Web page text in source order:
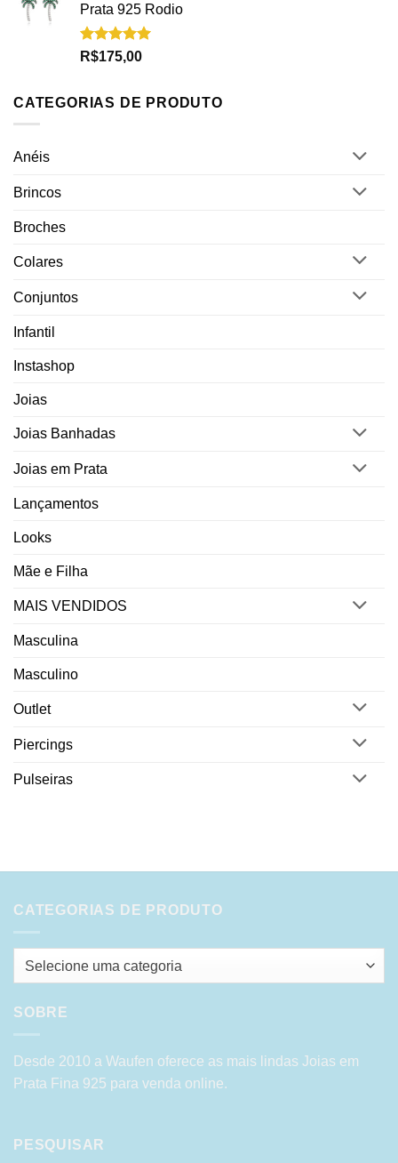
Prata 925 Rodio
Avaliação
R$175,00
CATEGORIAS DE PRODUTO
Anéis
Brincos
Broches
Colares
Conjuntos
Infantil
Instashop
Joias
Joias Banhadas
Joias em Prata
Lançamentos
Looks
Mãe e Filha
MAIS VENDIDOS
Masculina
Masculino
Outlet
Piercings
Pulseiras
CATEGORIAS DE PRODUTO
Selecione uma categoria
SOBRE
Desde 2010 a Waufen oferece as mais lindas Joias em
Prata Fina 925 para venda online.
PESQUISAR